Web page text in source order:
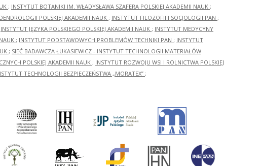
; INSTYTUT BOTANIKI IM. WŁADYSŁAWA SZAFERA POLSKIEJ AKADEMII NAUK ;
POLSKIEJ AKADEMII NAUK ; INSTYTUT FILOZOFII I SOCJOLOGII PAN ;
INSTYTUT JĘZYKA POLSKIEGO POLSKIEJ AKADEMII NAUK ; INSTYTUT MEDYCYNY
; INSTYTUT PODSTAWOWYCH PROBLEMÓW TECHNIKI PAN ; INSTYTUT
; SIEĆ BADAWCZA ŁUKASIEWICZ - INSTYTUT TECHNOLOGII MATERIAŁÓW
POLSKIEJ AKADEMII NAUK ; INSTYTUT ROZWOJU WSI I ROLNICTWA POLSKIEJ
TECHNOLOGII BEZPIECZEŃSTWA „MORATEX” ;